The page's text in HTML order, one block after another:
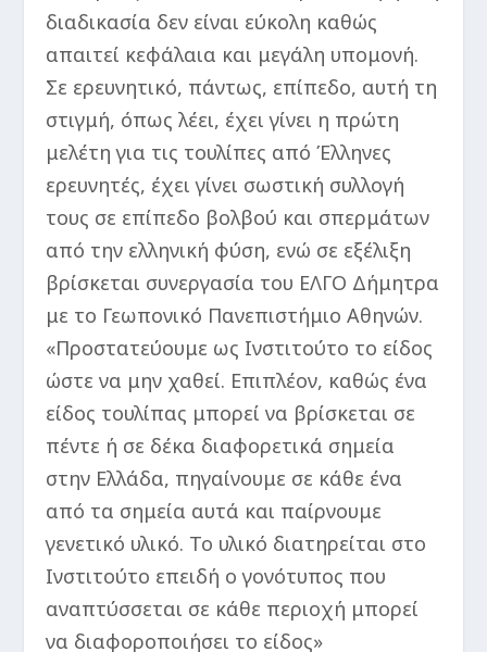
διαδικασία δεν είναι εύκολη καθώς
απαιτεί κεφάλαια και μεγάλη υπομονή.
Σε ερευνητικό, πάντως, επίπεδο, αυτή τη
στιγμή, όπως λέει, έχει γίνει η πρώτη
μελέτη για τις τουλίπες από Έλληνες
ερευνητές, έχει γίνει σωστική συλλογή
τους σε επίπεδο βολβού και σπερμάτων
από την ελληνική φύση, ενώ σε εξέλιξη
βρίσκεται συνεργασία του ΕΛΓΟ Δήμητρα
με το Γεωπονικό Πανεπιστήμιο Αθηνών.
«Προστατεύουμε ως Ινστιτούτο το είδος
ώστε να μην χαθεί. Επιπλέον, καθώς ένα
είδος τουλίπας μπορεί να βρίσκεται σε
πέντε ή σε δέκα διαφορετικά σημεία
στην Ελλάδα, πηγαίνουμε σε κάθε ένα
από τα σημεία αυτά και παίρνουμε
γενετικό υλικό. Το υλικό διατηρείται στο
Ινστιτούτο επειδή ο γονότυπος που
αναπτύσσεται σε κάθε περιοχή μπορεί
να διαφοροποιήσει το είδος»